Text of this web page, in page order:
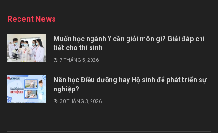
Recent News
Muốn học ngành Y cần giỏi môn gì? Giải đáp chi
tiết cho thí sinh
7 THÁNG 5, 2026
Nên học Điều dưỡng hay Hộ sinh để phát triển sự
nghiệp?
30 THÁNG 3, 2026